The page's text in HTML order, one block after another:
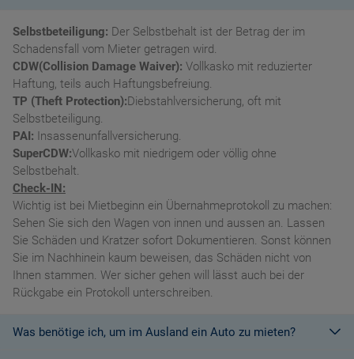
Selbstbeteiligung: Der Selbstbehalt ist der Betrag der im
Schadensfall vom Mieter getragen wird.
CDW(Collision Damage Waiver): Vollkasko mit reduzierter
Haftung, teils auch Haftungsbefreiung.
TP (Theft Protection):Diebstahlversicherung, oft mit
Selbstbeteiligung.
PAI: Insassenunfallversicherung.
SuperCDW:Vollkasko mit niedrigem oder völlig ohne
Selbstbehalt.
Check-IN:
Wichtig ist bei Mietbeginn ein Übernahmeprotokoll zu machen:
Sehen Sie sich den Wagen von innen und aussen an. Lassen
Sie Schäden und Kratzer sofort Dokumentieren. Sonst können
Sie im Nachhinein kaum beweisen, das Schäden nicht von
Ihnen stammen. Wer sicher gehen will lässt auch bei der
Rückgabe ein Protokoll unterschreiben.
Was benötige ich, um im Ausland ein Auto zu mieten?